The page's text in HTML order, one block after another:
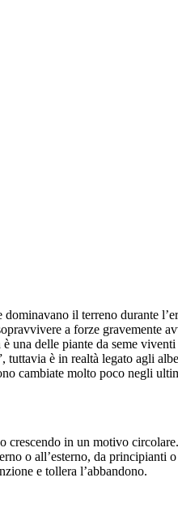
il terreno durante
a forze gravemente
una delle piante da seme
è in realtà legato agli
cambiate molto poco negli
in un motivo
o all’esterno, da principianti
e tollera l’abbandono.